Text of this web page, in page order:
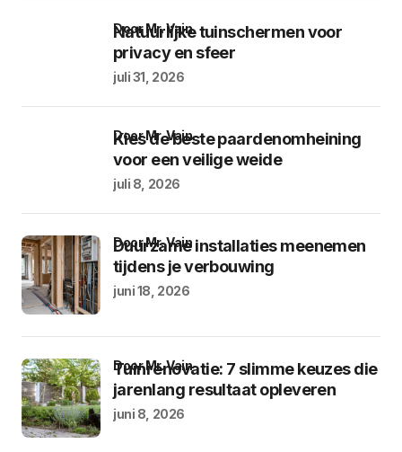
Natuurlijke tuinschermen voor
privacy en sfeer
door Mr. Vain
juli 31, 2026
Kies de beste paardenomheining
voor een veilige weide
door Mr. Vain
juli 8, 2026
Duurzame installaties meenemen
tijdens je verbouwing
door Mr. Vain
juni 18, 2026
Tuinrenovatie: 7 slimme keuzes die
jarenlang resultaat opleveren
door Mr. Vain
juni 8, 2026